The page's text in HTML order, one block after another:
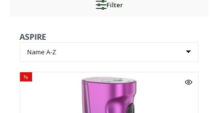
Filter
ASPIRE
%